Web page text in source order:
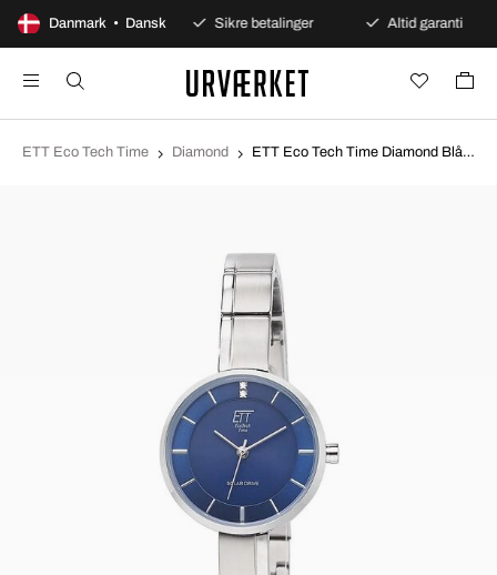
Danmark • Dansk
100 dages åbent køb Sikre betalinger Altid garanti
ETT Eco Tech Time Diamond ETT Eco Tech Time Diamond Blå/Stål Ø28 mm ELS-12149-32M